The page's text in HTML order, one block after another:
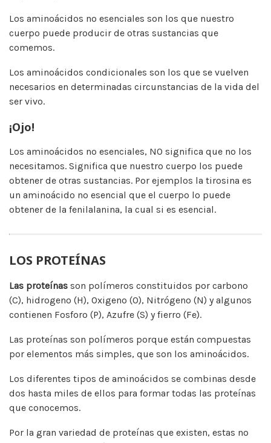
Los aminoácidos no esenciales son los que nuestro
cuerpo puede producir de otras sustancias que
comemos.
Los aminoácidos condicionales son los que se vuelven
necesarios en determinadas circunstancias de la vida del
ser vivo.
¡Ojo!
Los aminoácidos no esenciales, NO significa que no los
necesitamos. Significa que nuestro cuerpo los puede
obtener de otras sustancias. Por ejemplos la tirosina es
un aminoácido no esencial que el cuerpo lo puede
obtener de la fenilalanina, la cual si es esencial.
LOS PROTEÍNAS
Las proteínas son polímeros constituidos por carbono
(C), hidrogeno (H), Oxigeno (O), Nitrógeno (N) y algunos
contienen Fosforo (P), Azufre (S) y fierro (Fe).
Las proteínas son polímeros porque están compuestas
por elementos más simples, que son los aminoácidos.
Los diferentes tipos de aminoácidos se combinas desde
dos hasta miles de ellos para formar todas las proteínas
que conocemos.
Por la gran variedad de proteínas que existen, estas no